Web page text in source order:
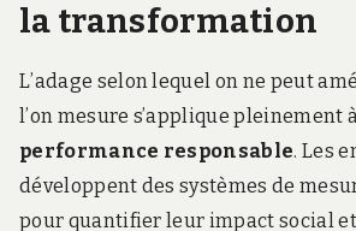
la transformation
L’adage selon lequel on ne peut
l’on mesure s’applique pleinement
performance responsable. Les
développent des systèmes de
pour quantifier leur impact social et